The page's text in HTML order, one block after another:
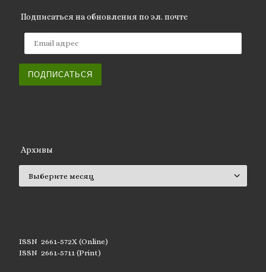
Подписаться на обновления по эл. почте
ПОДПИСАТЬСЯ
Архивы
ISSN 2661-572X (Online)
ISSN 2661-5711 (Print)